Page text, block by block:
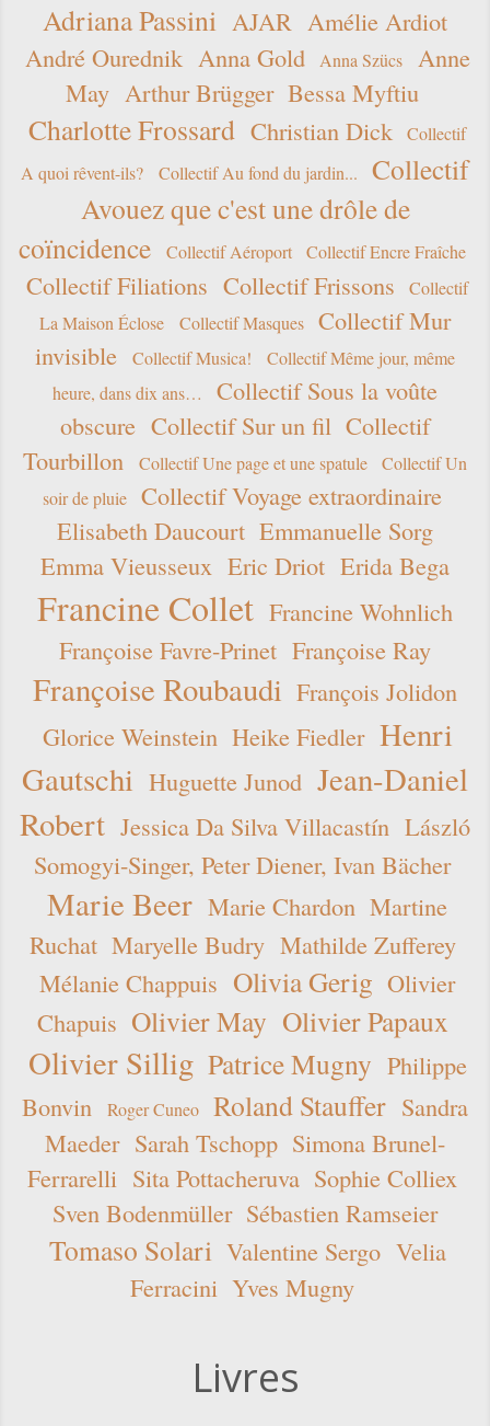
Adriana Passini AJAR Amélie Ardiot
André Ourednik Anna Gold Anna Szücs
Anne
May Arthur Brügger Bessa Myftiu
Charlotte Frossard Christian Dick
Collectif
A quoi rêvent-ils?
Collectif Au fond du jardin...
Collectif
Avouez que c'est une drôle de
coïncidence
Collectif Aéroport Collectif Encre Fraîche
Collectif Filiations Collectif Frissons
Collectif
La Maison Éclose
Collectif Masques
Collectif Mur
invisible
Collectif Musica!
Collectif Même jour, même
heure, dans dix ans…
Collectif Sous la voûte
obscure Collectif Sur un fil Collectif
Tourbillon
Collectif Une page et une spatule
Collectif Un
soir de pluie
Collectif Voyage extraordinaire
Elisabeth Daucourt Emmanuelle Sorg
Emma Vieusseux Eric Driot Erida Bega
Francine Collet Francine Wohnlich
Françoise Favre-Prinet Françoise Ray
Françoise Roubaudi François Jolidon
Glorice Weinstein Heike Fiedler Henri
Gautschi Huguette Junod Jean-Daniel
Robert Jessica Da Silva Villacastín László
Somogyi-Singer, Peter Diener, Ivan Bächer
Marie Beer Marie Chardon Martine
Ruchat Maryelle Budry Mathilde Zufferey
Mélanie Chappuis Olivia Gerig Olivier
Chapuis Olivier May Olivier Papaux
Olivier Sillig Patrice Mugny Philippe
Bonvin
Roger Cuneo Roland Stauffer Sandra
Maeder Sarah Tschopp Simona Brunel-
Ferrarelli Sita Pottacheruva Sophie Colliex
Sven Bodenmüller Sébastien Ramseier
Tomaso Solari Valentine Sergo Velia
Ferracini Yves Mugny
Livres